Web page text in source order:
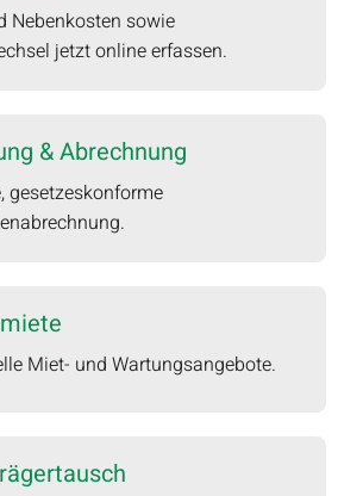
Nebenkosten sowie
jetzt online erfassen.
& Abrechnung
gesetzeskonforme
Miet- und Wartungsangebote.